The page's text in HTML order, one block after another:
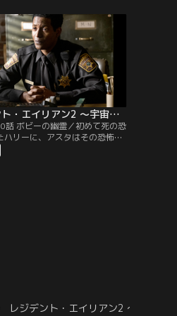
レジデント・エイリアン2 ～宇宙からの訪問者～ 第10話／吹替
話 ボビーの幽霊／初めて死の恐
ハリーに、アスタはその恐怖と
を教える。
レジデント・エイリアン2 ～宇宙か